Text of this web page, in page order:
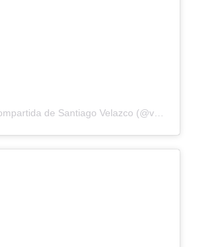
Una publicación compartida de Santiago Velazco (@velazco76)